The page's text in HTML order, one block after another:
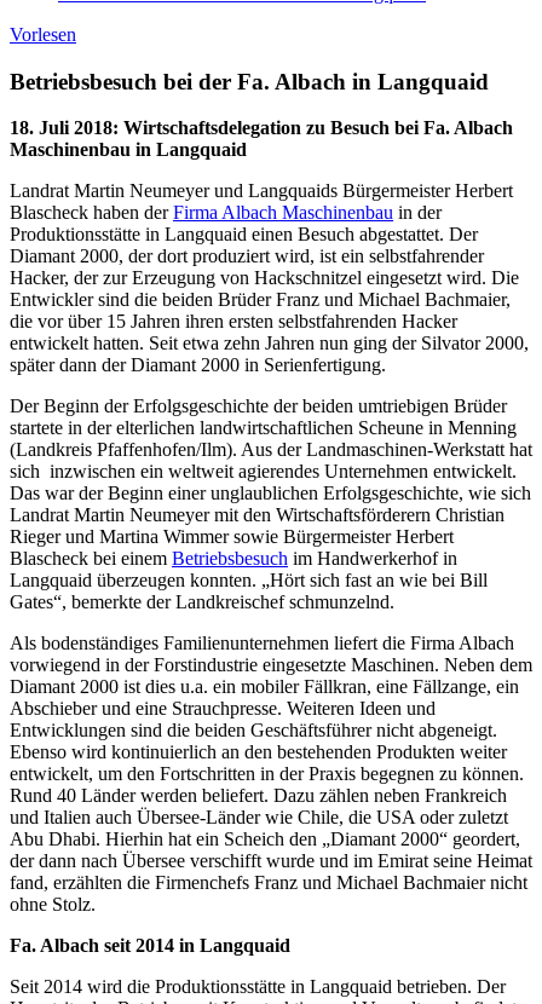
Vorlesen
Betriebsbesuch bei der Fa. Albach in Langquaid
18. Juli 2018: Wirtschaftsdelegation zu Besuch bei Fa. Albach
Maschinenbau in Langquaid
Landrat Martin Neumeyer und Langquaids Bürgermeister Herbert
Blascheck haben derFirma Albach Maschinenbau in der
Produktionsstätte in Langquaid einen Besuch abgestattet. Der
Diamant 2000, der dort produziert wird, ist ein selbstfahrender
Hacker, der zur Erzeugung von Hackschnitzel eingesetzt wird. Die
Entwickler sind die beiden Brüder Franz und Michael Bachmaier,
die vor über 15 Jahren ihren ersten selbstfahrenden Hacker
entwickelt hatten. Seit etwa zehn Jahren nun ging der Silvator 2000,
später dann der Diamant 2000 in Serienfertigung.
Der Beginn der Erfolgsgeschichte der beiden umtriebigen Brüder
startete in der elterlichen landwirtschaftlichen Scheune in Menning
(Landkreis Pfaffenhofen/Ilm). Aus der Landmaschinen-Werkstatt hat
sich inzwischen ein weltweit agierendes Unternehmen entwickelt.
Das war der Beginn einer unglaublichen Erfolgsgeschichte, wie sich
Landrat Martin Neumeyer mit den Wirtschaftsförderern Christian
Rieger und Martina Wimmer sowie Bürgermeister Herbert
Blascheck bei einem Betriebsbesuch im Handwerkerhof in
Langquaid überzeugen konnten. „Hört sich fast an wie bei Bill
Gates“, bemerkte der Landkreischef schmunzelnd.
Als bodenständiges Familienunternehmen liefert die Firma Albach
vorwiegend in der Forstindustrie eingesetzte Maschinen. Neben dem
Diamant 2000 ist dies u.a. ein mobiler Fällkran, eine Fällzange, ein
Abschieber und eine Strauchpresse. Weiteren Ideen und
Entwicklungen sind die beiden Geschäftsführer nicht abgeneigt.
Ebenso wird kontinuierlich an den bestehenden Produkten weiter
entwickelt, um den Fortschritten in der Praxis begegnen zu können.
Rund 40 Länder werden beliefert. Dazu zählen neben Frankreich
und Italien auch Übersee-Länder wie Chile, die USA oder zuletzt
Abu Dhabi. Hierhin hat ein Scheich den „Diamant 2000“ geordert,
der dann nach Übersee verschifft wurde und im Emirat seine Heimat
fand, erzählten die Firmenchefs Franz und Michael Bachmaier nicht
ohne Stolz.
Fa. Albach seit 2014 in Langquaid
Seit 2014 wird die Produktionsstätte in Langquaid betrieben. Der